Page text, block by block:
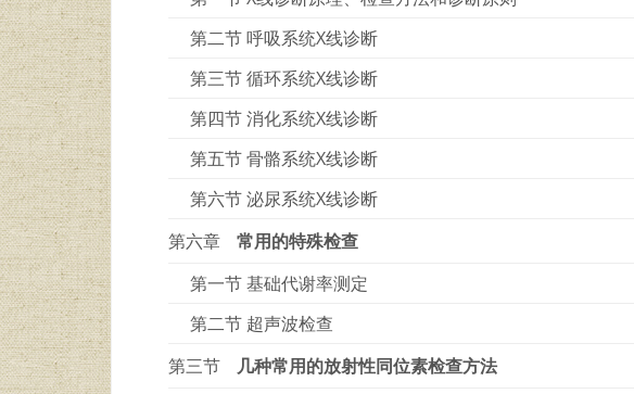
第二节 呼吸系统X线诊断
第三节 循环系统X线诊断
第四节 消化系统X线诊断
第五节 骨骼系统X线诊断
第六节 泌尿系统X线诊断
第六章
常用的特殊检查
第一节 基础代谢率测定
第二节 超声波检查
第三节
几种常用的放射性同位素检查方法